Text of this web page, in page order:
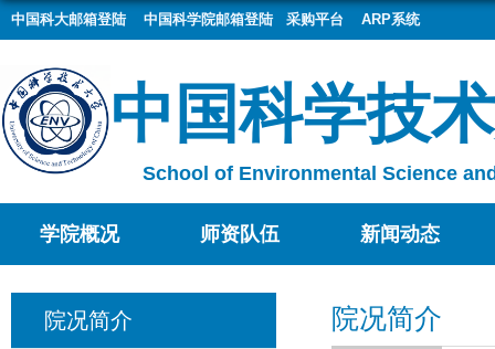
中国科大邮箱登陆 中国科学院邮箱登陆 采购平台 ARP系统
中国科学技
School of Environmental Science
学院概况 师资队伍 新闻动态
院况简介 院况简介